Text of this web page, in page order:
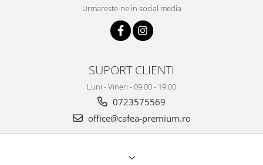
Urmareste-ne in social media
SUPORT CLIENTI
Luni - Vineri - 09:00 - 19:00
0723575569
office@cafea-premium.ro